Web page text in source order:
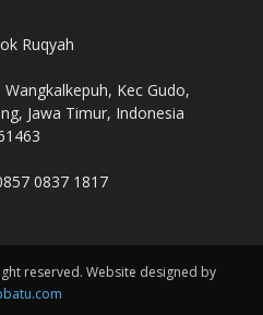
Ruqyah
Kec Gudo,
Jawa Timur, Indonesia
0837 1817
reserved. Website designed by